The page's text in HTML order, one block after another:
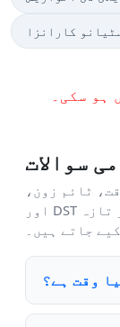
کارانزا
ہو سکی۔
سوالات
ٹائم زون،
اور DST کی حیثیت کی بنیاد پر ہر درخواست پر تازہ
کیے جاتے ہیں۔
وقت ہے؟